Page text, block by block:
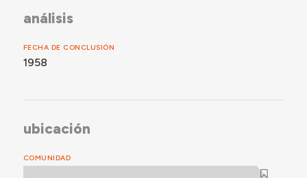
análisis
FECHA DE CONCLUSIÓN
1958
ubicación
COMUNIDAD